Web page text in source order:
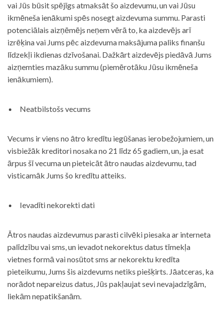
vai Jūs būsit spējīgs atmaksāt šo aizdevumu, un vai Jūsu
ikmēneša ienākumi spēs nosegt aizdevuma summu. Parasti
potenciālais aizņēmējs neņem vērā to, ka aizdevējs arī
izrēķina vai Jums pēc aizdevuma maksājuma paliks finanšu
līdzekļi ikdienas dzīvošanai. Dažkārt aizdevējs piedāvā Jums
aizņemties mazāku summu (piemērotāku Jūsu ikmēneša
ienākumiem).
Neatbilstošs vecums
Vecums ir viens no ātro kredītu iegūšanas ierobežojumiem, un
visbiežāk kreditori nosaka no 21 līdz 65 gadiem, un, ja esat
ārpus šī vecuma un pieteicāt ātro naudas aizdevumu, tad
visticamāk Jums šo kredītu atteiks.
Ievadīti nekorekti dati
Ātros naudas aizdevumus parasti cilvēki piesaka ar interneta
palīdzību vai sms, un ievadot nekorektus datus tīmekļa
vietnes formā vai nosūtot sms ar nekorektu kredīta
pieteikumu, Jums šis aizdevums netiks piešķirts. Jāatceras, ka
norādot nepareizus datus, Jūs pakļaujat sevi nevajadzīgām,
liekām nepatikšanām.